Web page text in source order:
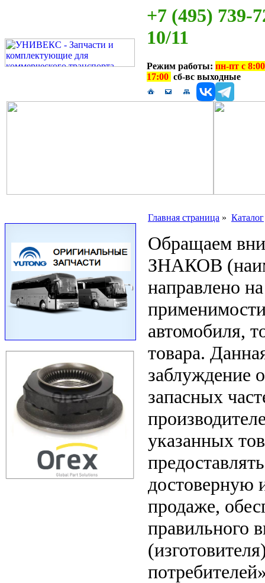
+7 (495) 739-
10/11
Режим работы: пн-пт с
17:00 сб-вс выходные
Главная страница » Каталог
Обращаем
ЗНАКОВ
направлено
автомобиля,
товара.
заблуждение
запасных
указанных
достоверную
продаже,
правильного